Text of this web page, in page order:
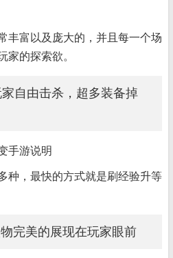
丰富以及庞大的，并且每一个场
家的探索欲。
自由击杀，超多装备掉
手游说明
种，最快的方式就是刷经验升等
完美的展现在玩家眼前